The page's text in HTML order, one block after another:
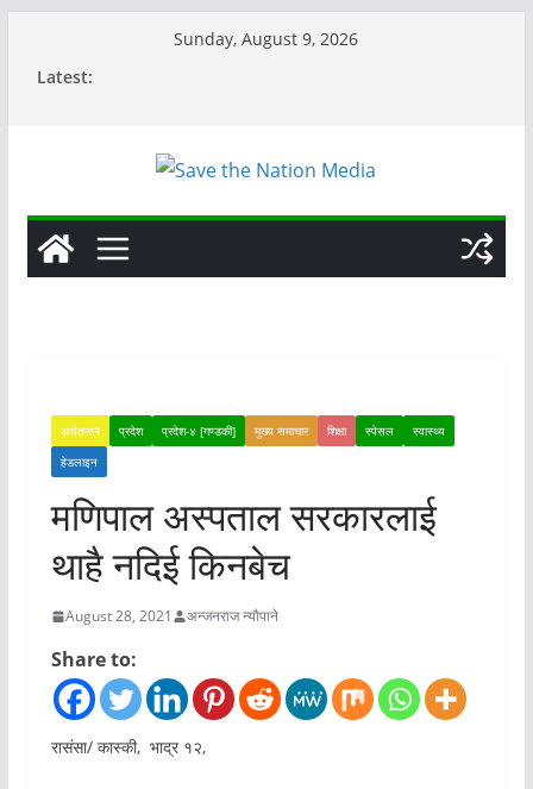
Sunday, August 9, 2026
Latest:
अर्थतन्त्र प्रदेश प्रदेश-४ [गण्डकी] मुख्य समाचार शिक्षा स्पेसल
स्वास्थ्य
हेडलाइन
मणिपाल अस्पताल सरकारलाई
थाहै नदिई किनबेच
August 28, 2021 अन्जनराज न्यौपाने
Share to:
रासंसा/ कास्की, भाद्र १२,